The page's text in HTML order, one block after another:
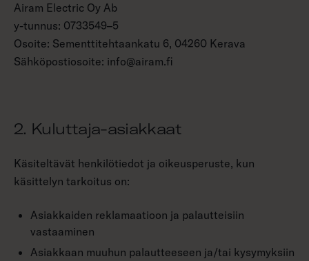
Airam Electric Oy Ab
y-tunnus: 0733549–5
Osoite: Sementtitehtaankatu 6, 04260 Kerava
Sähköpostiosoite: info@airam.fi
2. Kuluttaja-asiakkaat
Käsiteltävät henkilötiedot ja oikeusperuste, kun
käsittelyn tarkoitus on:
Asiakkaiden reklamaatioon ja palautteisiin
vastaaminen
Asiakkaan muuhun palautteeseen ja/tai kysymyksiin